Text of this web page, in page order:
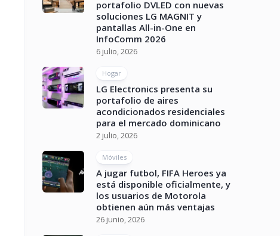
portafolio DVLED con nuevas
soluciones LG MAGNIT y
pantallas All-in-One en
InfoComm 2026
6 julio, 2026
Hogar
LG Electronics presenta su
portafolio de aires
acondicionados residenciales
para el mercado dominicano
2 julio, 2026
Móviles
A jugar futbol, FIFA Heroes ya
está disponible oficialmente, y
los usuarios de Motorola
obtienen aún más ventajas
26 junio, 2026